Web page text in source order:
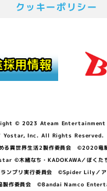
クッキーポリシー
© 2023 Ateam
Yostar, Inc. All Rights
異世界生活2製作委員会 ©2020竜
ち・KADOKAWA／ぼくたち
プリ実行委員会 ©Spider Lily／
焔製作委員会 ©Bandai Namco